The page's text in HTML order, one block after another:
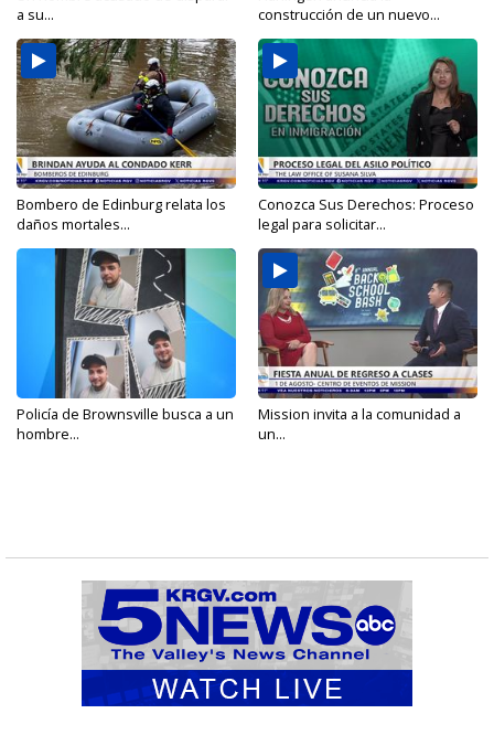
a su...
construcción de un nuevo...
Bombero de Edinburg relata los
daños mortales...
Conozca Sus Derechos: Proceso
legal para solicitar...
Policía de Brownsville busca a un
hombre...
Mission invita a la comunidad a
un...